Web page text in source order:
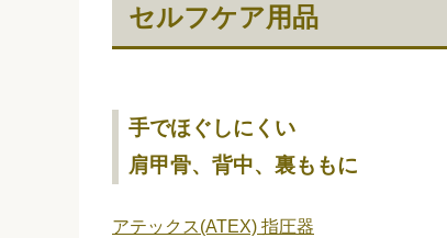
セルフケア用品
手でほぐしにくい
肩甲骨、背中、裏ももに
アテックス(ATEX) 指圧器